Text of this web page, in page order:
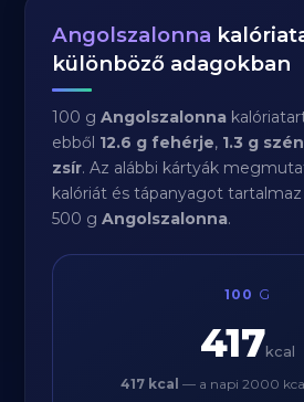
Angolszalonna
különböző adagokban
100 gAngolszalonna
ebből 12.6 g fehérje, 1.3 g
zsír. Az alábbi kártyák
kalóriát és tápanyagot
500 gAngolszalonna.
100 G
417kcal
417 kcal — a napi 2000